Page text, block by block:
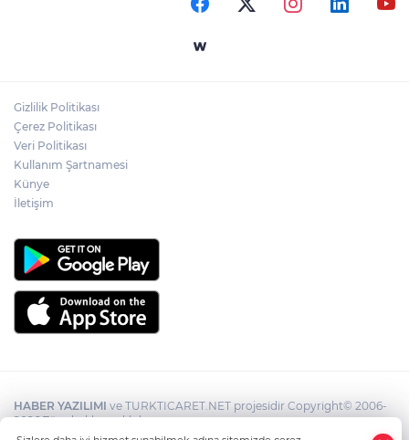
Merdivende baygın bulundu hayatını
Gizlilik Politikası
Çerez Politikası
Veri Politikası
Kullanım Şartnamesi
Künye
İletişim
HABER YAZILIMI ve TURKTICARET.NET projesidir Copyright© 2006-
2026 Tüm hakları saklıdır.